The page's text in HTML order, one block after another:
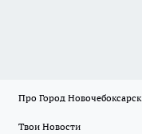
Про Город Новочебоксарск
Твои Новости